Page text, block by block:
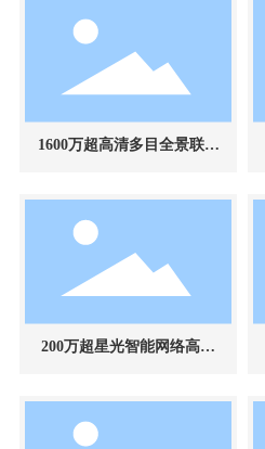
1600万超高清多目全景联动
200万超星光智能网络高速